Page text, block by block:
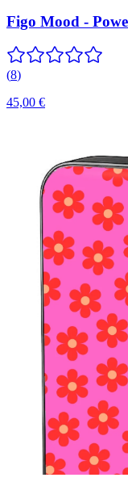
Figo Mood -
(8)
45,00 €